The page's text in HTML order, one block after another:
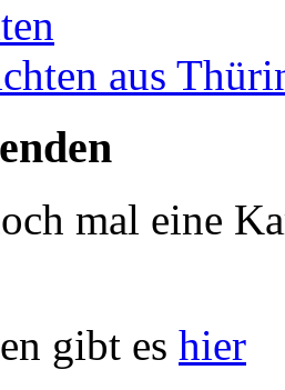
aus
mal eine
gibt es hier